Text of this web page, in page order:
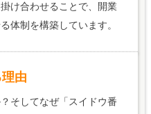
け合わせることで、開業
体制を構築しています。
由
そしてなぜ「スイドウ番